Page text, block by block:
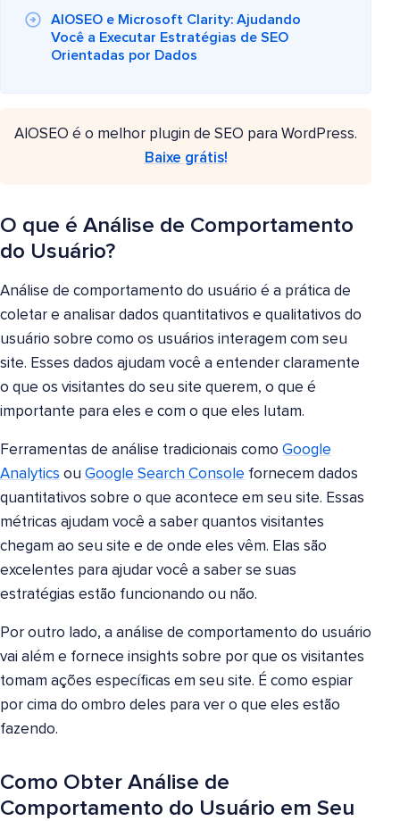
AIOSEO e Microsoft Clarity: Ajudando
Você a Executar Estratégias de SEO
Orientadas por Dados
AIOSEO é o melhor plugin de SEO para WordPress.
Baixe grátis!
O que é Análise de Comportamento
do Usuário?
Análise de comportamento do usuário é a prática de
coletar e analisar dados quantitativos e qualitativos do
usuário sobre como os usuários interagem com seu
site. Esses dados ajudam você a entender claramente
o que os visitantes do seu site querem, o que é
importante para eles e com o que eles lutam.
Ferramentas de análise tradicionais como Google
Analytics ou Google Search Console fornecem dados
quantitativos sobre o que acontece em seu site. Essas
métricas ajudam você a saber quantos visitantes
chegam ao seu site e de onde eles vêm. Elas são
excelentes para ajudar você a saber se suas
estratégias estão funcionando ou não.
Por outro lado, a análise de comportamento do usuário
vai além e fornece insights sobre por que os visitantes
tomam ações específicas em seu site. É como espiar
por cima do ombro deles para ver o que eles estão
fazendo.
Como Obter Análise de
Comportamento do Usuário em Seu